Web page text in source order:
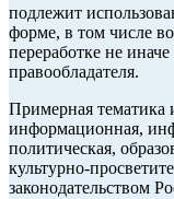
подлежит
форме, в том числе
переработке не
правообладателя.
Примерная тематика
информационная,
политическая,
культурно-
законодательством